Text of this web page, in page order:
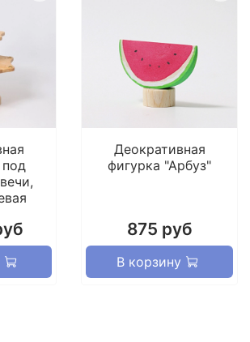
Деокративная
фигурка "Арбуз"
875 руб
В корзину